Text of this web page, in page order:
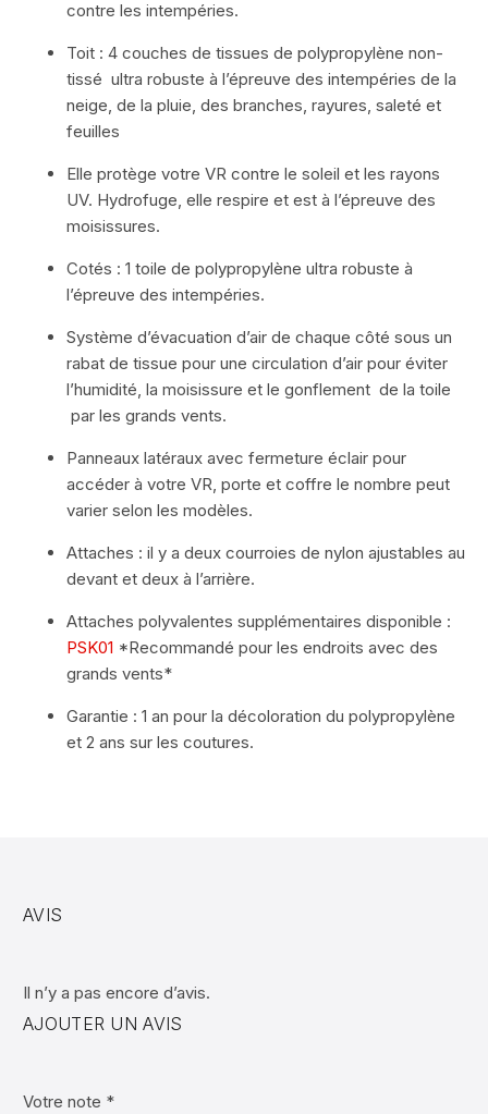
contre les intempéries.
Toit : 4 couches de tissues de polypropylène non-
tissé ultra robuste à l’épreuve des intempéries de la
neige, de la pluie, des branches, rayures, saleté et
feuilles
Elle protège votre VR contre le soleil et les rayons
UV. Hydrofuge, elle respire et est à l’épreuve des
moisissures.
Cotés : 1 toile de polypropylène ultra robuste à
l’épreuve des intempéries.
Système d’évacuation d’air de chaque côté sous un
rabat de tissue pour une circulation d’air pour éviter
l’humidité, la moisissure et le gonflement de la toile
par les grands vents.
Panneaux latéraux avec fermeture éclair pour
accéder à votre VR, porte et coffre le nombre peut
varier selon les modèles.
Attaches : il y a deux courroies de nylon ajustables au
devant et deux à l’arrière.
Attaches polyvalentes supplémentaires disponible :
PSK01 *Recommandé pour les endroits avec des
grands vents*
Garantie : 1 an pour la décoloration du polypropylène
et 2 ans sur les coutures.
AVIS
Il n’y a pas encore d’avis.
AJOUTER UN AVIS
Votre note *